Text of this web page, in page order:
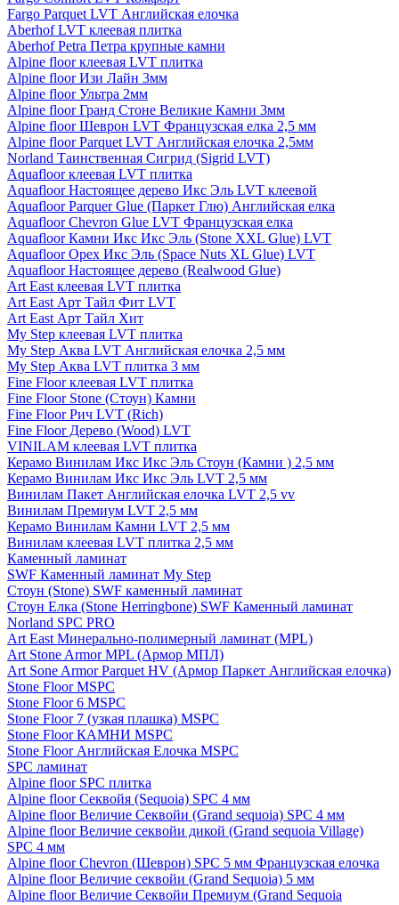
Fargo Parquet LVT Английская елочка
Aberhof LVT клеевая плитка
Aberhof Petra Петра крупные камни
Alpine floor клеевая LVT плитка
Alpine floor Изи Лайн 3мм
Alpine floor Ультра 2мм
Alpine floor Гранд Стоне Великие Камни 3мм
Alpine floor Шеврон LVT Французская елка 2,5 мм
Alpine floor Parquet LVT Английская елочка 2,5мм
Norland Таинственная Сигрид (Sigrid LVT)
Aquafloor клеевая LVT плитка
Aquafloor Настоящее дерево Икс Эль LVT клеевой
Aquafloor Parquer Glue (Паркет Глю) Английская елка
Aquafloor Chevron Glue LVT Французская елка
Aquafloor Камни Икс Икс Эль (Stone XXL Glue) LVT
Aquafloor Орех Икс Эль (Space Nuts XL Glue) LVT
Aquafloor Настоящее дерево (Realwood Glue)
Art East клеевая LVT плитка
Art East Арт Тайл Фит LVT
Art East Арт Тайл Хит
My Step клеевая LVT плитка
My Step Аква LVT Английская елочка 2,5 мм
My Step Аква LVT плитка 3 мм
Fine Floor клеевая LVT плитка
Fine Floor Stone (Стоун) Камни
Fine Floor Рич LVT (Rich)
Fine Floor Дерево (Wood) LVT
VINILAM клеевая LVT плитка
Керамо Винилам Икс Икс Эль Стоун (Камни ) 2,5 мм
Керамо Винилам Икс Икс Эль LVT 2,5 мм
Винилам Пакет Английская елочка LVT 2,5 vv
Винилам Премиум LVT 2,5 мм
Керамо Винилам Камни LVT 2,5 мм
Винилам клеевая LVT плитка 2,5 мм
Каменный ламинат
SWF Каменный ламинат My Step
Стоун (Stone) SWF каменный ламинат
Стоун Елка (Stone Herringbone) SWF Каменный ламинат
Norland SPC PRO
Art East Минерально-полимерный ламинат (MPL)
Art Stone Armor MPL (Армор МПЛ)
Art Sone Armor Parquet HV (Армор Паркет Английская елочка)
Stone Floor MSPC
Stone Floor 6 MSPC
Stone Floor 7 (узкая плашка) MSPC
Stone Floor КАМНИ MSPC
Stone Floor Английская Елочка MSPC
SPC ламинат
Alpine floor SPC плитка
Alpine floor Секвойя (Sequoia) SPC 4 мм
Alpine floor Величие Секвойи (Grand sequoia) SPC 4 мм
Alpine floor Величие секвойи дикой (Grand sequoia Village)
SPC 4 мм
Alpine floor Chevron (Шеврон) SPC 5 мм Французская елочка
Alpine floor Величие секвойи (Grand Sequoia) 5 мм
Alpine floor Величие Секвойи Премиум (Grand Sequoia